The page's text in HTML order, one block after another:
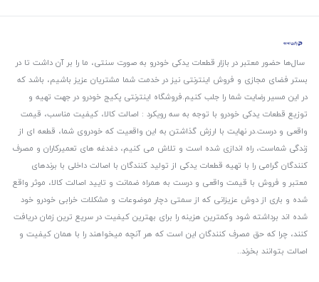
سال‌ها حضور معتبر در بازار قطعات یدکی خودرو به صورت سنتی، ما را بر آن داشت تا در
بستر فضای مجازی و فروش اینترنتی نیز در خدمت شما مشتریان عزیز باشیم، باشد که
در این مسیر رضایت شما را جلب کنیم.فروشگاه اینترنتی پکیج خودرو در جهت تهیه و
توزیع قطعات یدکی خودرو با توجه به سه رویکرد : اصالت کالا، کیفیت مناسب، قیمت
واقعی و درست.در نهایت با ارزش گذاشتن به این واقعیت که خودروی شما، قطعه ای از
زندگی شماست، راه اندازی شده است و تلاش می کنیم، دغدغه های تعمیرکاران و مصرف
کنندگان گرامی را با تهیه قطعات یدکی از تولید کنندگان با اصالت داخلی با برندهای
معتبر و فروش با قیمت واقعی و درست به همراه ضمانت و تایید اصالت کالا، موثر واقع
شده و باری از دوش عزیزانی که از سمتی دچار موضوعات و مشکلات خرابی خودرو خود
شده اند برداشته شود و‌کمترین هزینه را برای بهترین کیفیت در سریع ترین زمان دریافت
کنند، چرا که حق مصرف کنندگان این است که هر آنچه میخواهند را با همان کیفیت و
اصالت بتوانند بخرند..